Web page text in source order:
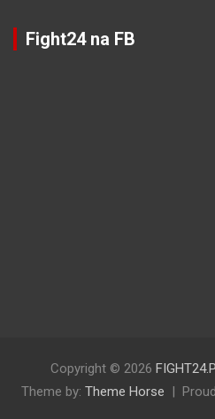
Fight24 na FB
Copyright © 2026
Theme by: Theme Horse